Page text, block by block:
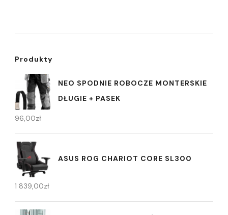
Produkty
NEO SPODNIE ROBOCZE MONTERSKIE
DŁUGIE + PASEK
96,00zł
ASUS ROG CHARIOT CORE SL300
1 839,00zł